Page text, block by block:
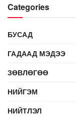
Categories
БУСАД
ГАДААД МЭДЭЭ
ЗӨВЛӨГӨӨ
НИЙГЭМ
НИЙТЛЭЛ